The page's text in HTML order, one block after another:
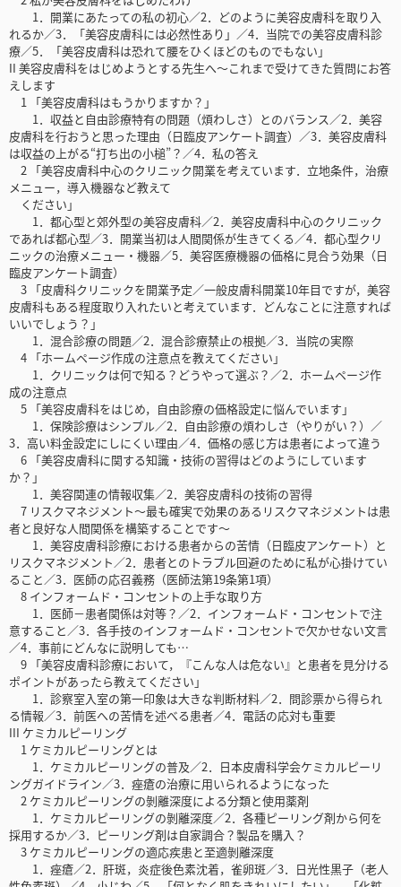
1．開業にあたっての私の初心／2．どのように美容皮膚科を取り入
れるか／3．「美容皮膚科には必然性あり」／4．当院での美容皮膚科診
療／5．「美容皮膚科は恐れて腰をひくほどのものでもない」
II 美容皮膚科をはじめようとする先生へ～これまで受けてきた質問にお答
えします
1 「美容皮膚科はもうかりますか？」
1．収益と自由診療特有の問題（煩わしさ）とのバランス／2．美容
皮膚科を行おうと思った理由（日臨皮アンケート調査）／3．美容皮膚科
は収益の上がる“打ち出の小槌”？／4．私の答え
2 「美容皮膚科中心のクリニック開業を考えています．立地条件，治療
メニュー，導入機器など教えて
ください」
1．都心型と郊外型の美容皮膚科／2．美容皮膚科中心のクリニック
であれば都心型／3．開業当初は人間関係が生きてくる／4．都心型クリ
ニックの治療メニュー・機器／5．美容医療機器の価格に見合う効果（日
臨皮アンケート調査）
3 「皮膚科クリニックを開業予定／一般皮膚科開業10年目ですが，美容
皮膚科もある程度取り入れたいと考えています．どんなことに注意すれば
いいでしょう？」
1．混合診療の問題／2．混合診療禁止の根拠／3．当院の実際
4 「ホームページ作成の注意点を教えてください」
1．クリニックは何で知る？どうやって選ぶ？／2．ホームページ作
成の注意点
5 「美容皮膚科をはじめ，自由診療の価格設定に悩んでいます」
1．保険診療はシンプル／2．自由診療の煩わしさ（やりがい？）／
3．高い料金設定にしにくい理由／4．価格の感じ方は患者によって違う
6 「美容皮膚科に関する知識・技術の習得はどのようにしています
か？」
1．美容関連の情報収集／2．美容皮膚科の技術の習得
7 リスクマネジメント～最も確実で効果のあるリスクマネジメントは患
者と良好な人間関係を構築することです～
1．美容皮膚科診療における患者からの苦情（日臨皮アンケート）と
リスクマネジメント／2．患者とのトラブル回避のために私が心掛けてい
ること／3．医師の応召義務（医師法第19条第1項）
8 インフォームド・コンセントの上手な取り方
1．医師－患者関係は対等？／2．インフォームド・コンセントで注
意すること／3．各手技のインフォームド・コンセントで欠かせない文言
／4．事前にどんなに説明しても…
9 「美容皮膚科診療において，『こんな人は危ない』と患者を見分ける
ポイントがあったら教えてください」
1．診察室入室の第一印象は大きな判断材料／2．問診票から得られ
る情報／3．前医への苦情を述べる患者／4．電話の応対も重要
III ケミカルピーリング
1 ケミカルピーリングとは
1．ケミカルピーリングの普及／2．日本皮膚科学会ケミカルピーリ
ングガイドライン／3．痤瘡の治療に用いられるようになった
2 ケミカルピーリングの剝離深度による分類と使用薬剤
1．ケミカルピーリングの剝離深度／2．各種ピーリング剤から何を
採用するか／3．ピーリング剤は自家調合？製品を購入？
3 ケミカルピーリングの適応疾患と至適剝離深度
1．痤瘡／2．肝斑，炎症後色素沈着，雀卵斑／3．日光性黒子（老人